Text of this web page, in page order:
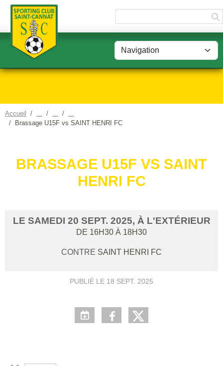
Accueil
Brassage U15F vs SAINT HENRI FC
BRASSAGE U15F VS SAINT
HENRI FC
LE SAMEDI 20 SEPT. 2025, À L'EXTÉRIEUR
DE 16H30 À 18H30
CONTRE SAINT HENRI FC
PUBLIÉ LE 18 SEPT. 2025
Panneau de gestion des cookies